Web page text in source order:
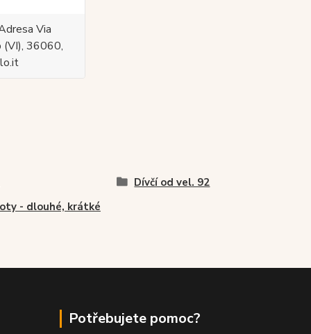
Via
(VI), 36060,
Dívčí od vel. 92
- dlouhé, krátké
Potřebujete pomoc?